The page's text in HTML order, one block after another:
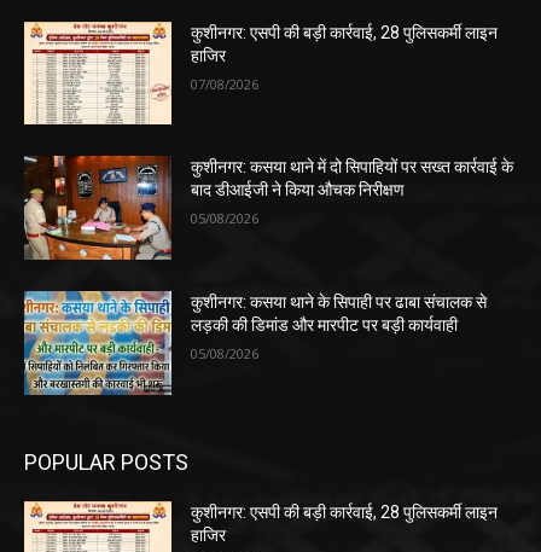
कुशीनगर: एसपी की बड़ी कार्रवाई, 28 पुलिसकर्मी लाइन
हाजिर
07/08/2026
कुशीनगर: कसया थाने में दो सिपाहियों पर सख्त कार्रवाई के
बाद डीआईजी ने किया औचक निरीक्षण
05/08/2026
कुशीनगर: कसया थाने के सिपाही पर ढाबा संचालक से
लड़की की डिमांड और मारपीट पर बड़ी कार्यवाही
05/08/2026
POPULAR POSTS
कुशीनगर: एसपी की बड़ी कार्रवाई, 28 पुलिसकर्मी लाइन
हाजिर